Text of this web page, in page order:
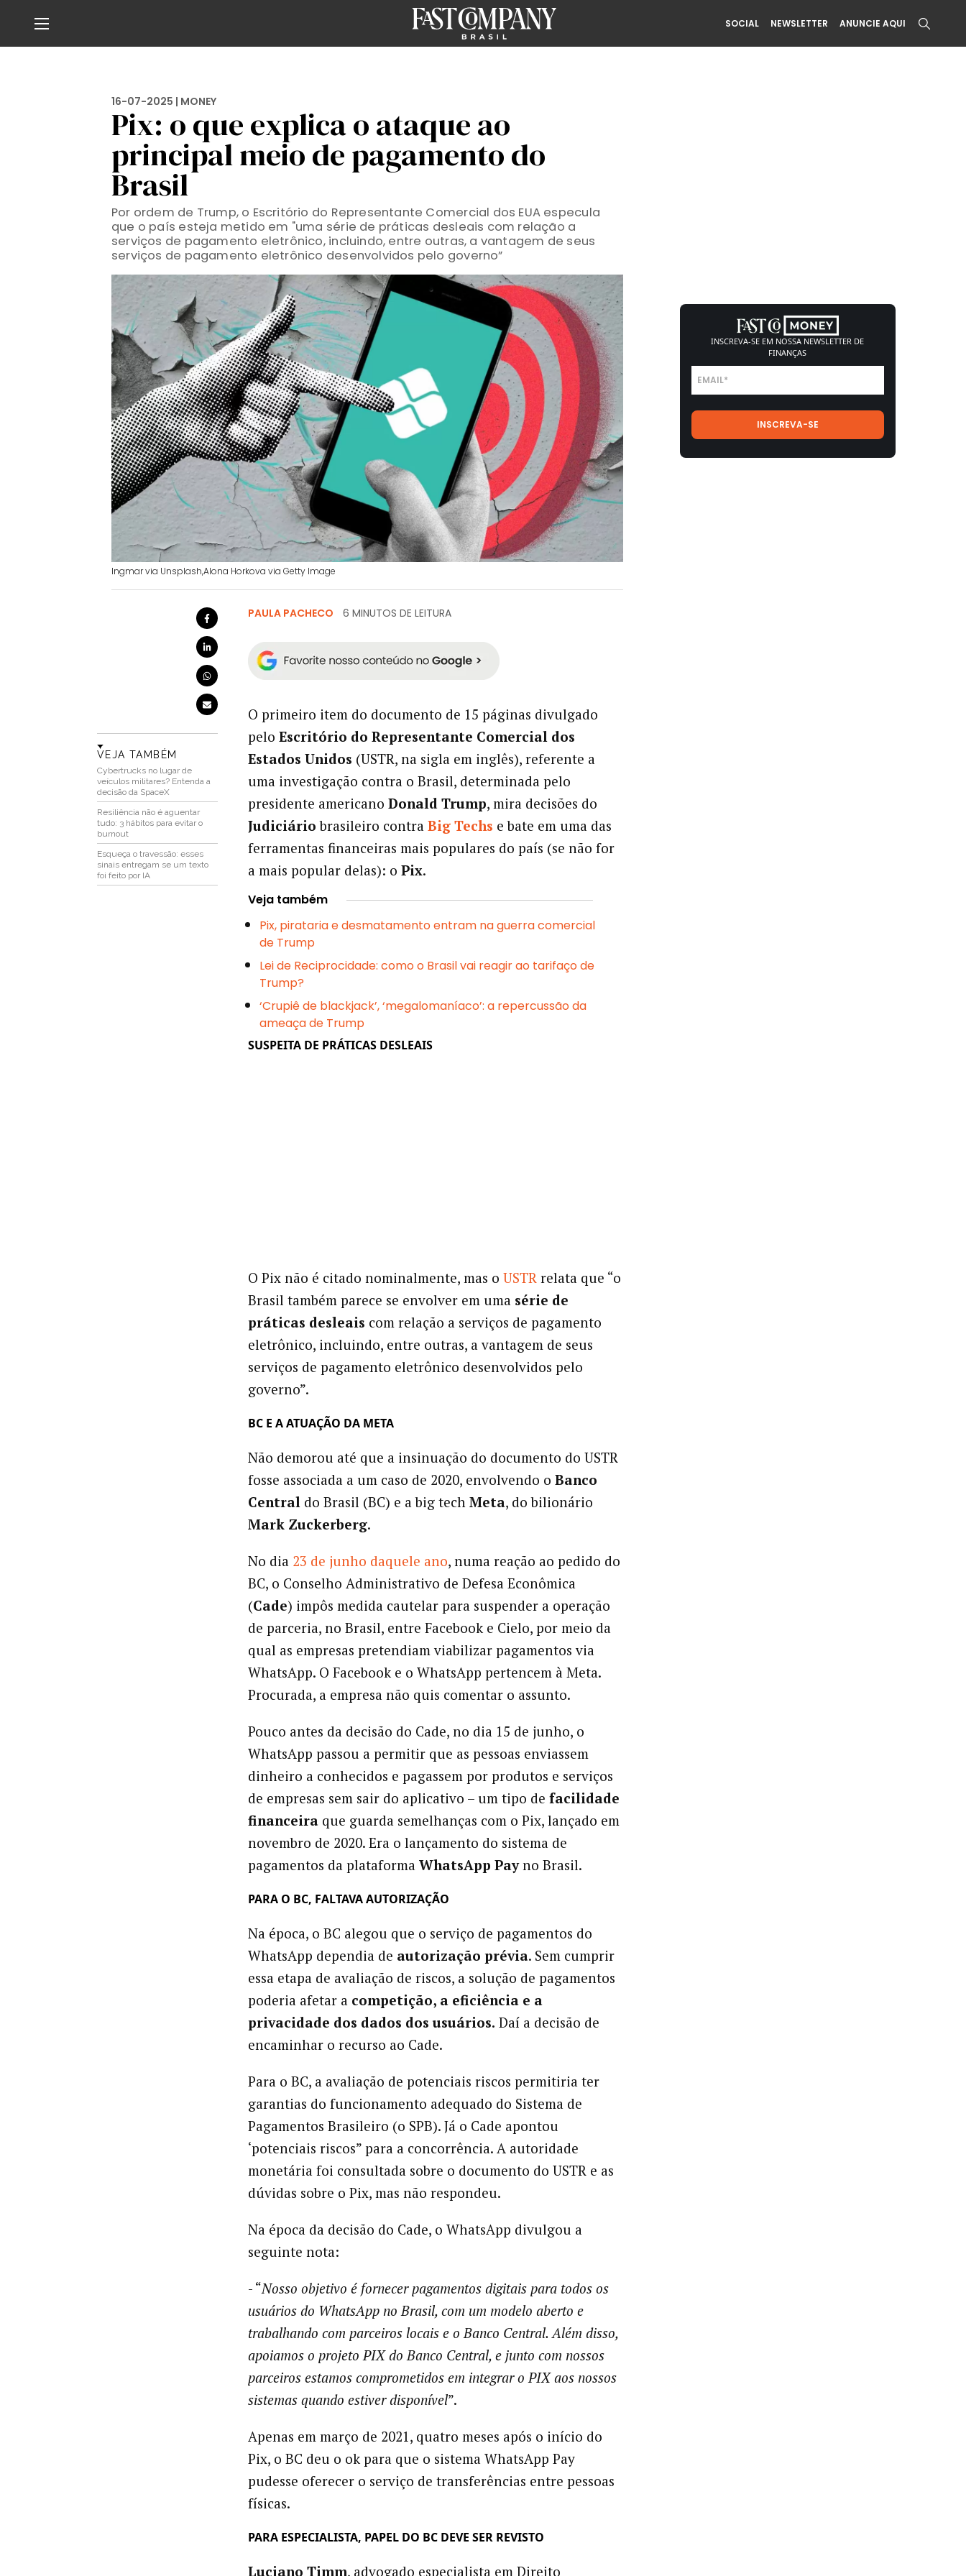
SOCIAL NEWSLETTER ANUNCIE AQUI
16-07-2025 | MONEY
Pix: o que explica o ataque ao
principal meio de pagamento do
Brasil
Por ordem de Trump, o Escritório do Representante Comercial dos EUA especula
que o país esteja metido em "uma série de práticas desleais com relação a
serviços de pagamento eletrônico, incluindo, entre outras, a vantagem de seus
serviços de pagamento eletrônico desenvolvidos pelo governo”
Ingmar via Unsplash,Alona Horkova via Getty Image
VEJA TAMBÉM
Cybertrucks no lugar de
veículos militares? Entenda a
decisão da SpaceX
Resiliência não é aguentar
tudo: 3 hábitos para evitar o
burnout
Esqueça o travessão: esses
sinais entregam se um texto
foi feito por IA
PAULA PACHECO 6 MINUTOS DE LEITURA
O primeiro item do documento de 15 páginas divulgado
pelo Escritório do Representante Comercial dos
Estados Unidos (USTR, na sigla em inglês), referente a
uma investigação contra o Brasil, determinada pelo
presidente americano Donald Trump, mira decisões do
Judiciário brasileiro contra Big Techs e bate em uma das
ferramentas financeiras mais populares do país (se não for
a mais popular delas): o Pix.
Veja também
Pix, pirataria e desmatamento entram na guerra comercial
de Trump
Lei de Reciprocidade: como o Brasil vai reagir ao tarifaço de
Trump?
‘Crupiê de blackjack’, ‘megalomaníaco’: a repercussão da
ameaça de Trump
SUSPEITA DE PRÁTICAS DESLEAIS
O Pix não é citado nominalmente, mas o USTRrelata que “o
Brasil também parece se envolver em uma série de
práticas desleais com relação a serviços de pagamento
eletrônico, incluindo, entre outras, a vantagem de seus
serviços de pagamento eletrônico desenvolvidos pelo
governo”.
BC E A ATUAÇÃO DA META
Não demorou até que a insinuação do documento do USTR
fosse associada a um caso de 2020, envolvendo o Banco
Central do Brasil (BC) e a big techMeta, do bilionário
Mark Zuckerberg.
No dia 23 de junho daquele ano, numa reação ao pedido do
BC, o Conselho Administrativo de Defesa Econômica
(Cade) impôs medida cautelar para suspender a operação
de parceria, no Brasil, entre Facebook e Cielo, por meio da
qual as empresas pretendiam viabilizar pagamentos via
WhatsApp. O Facebook e o WhatsApp pertencem à Meta.
Procurada, a empresa não quis comentar o assunto.
Pouco antes da decisão do Cade, no dia 15 de junho, o
WhatsApp passou a permitir que as pessoas enviassem
dinheiro a conhecidos e pagassem por produtos e serviços
de empresas sem sair do aplicativo – um tipo de facilidade
financeiraque guarda semelhanças com o Pix, lançado em
novembro de 2020. Era o lançamento do sistema de
pagamentos da plataforma WhatsApp Payno Brasil.
PARA O BC, FALTAVA AUTORIZAÇÃO
Na época, o BC alegou que o serviço de pagamentos do
WhatsApp dependia de autorização prévia. Sem cumprir
essa etapa de avaliação de riscos, a solução de pagamentos
poderia afetar a competição, a eficiência e a
privacidade dos dados dos usuários. Daí a decisão de
encaminhar o recurso ao Cade.
Para o BC, a avaliação de potenciais riscos permitiria ter
garantias do funcionamento adequado do Sistema de
Pagamentos Brasileiro (o SPB). Já o Cade apontou
‘potenciais riscos” para a concorrência. A autoridade
monetária foi consultada sobre o documento do USTR e as
dúvidas sobre o Pix, mas não respondeu.
Na época da decisão do Cade, o WhatsApp divulgou a
seguinte nota:
- “Nosso objetivo é fornecer pagamentos digitais para todos os
usuários do WhatsApp no Brasil, com um modelo aberto e
trabalhando com parceiros locais e o Banco Central. Além disso,
apoiamos o projeto PIX do Banco Central, e junto com nossos
parceiros estamos comprometidos em integrar o PIX aos nossos
sistemas quando estiver disponível”.
Apenas em março de 2021, quatro meses após o início do
Pix, o BC deu o ok para que o sistema WhatsApp Pay
pudesse oferecer o serviço de transferências entre pessoas
físicas.
PARA ESPECIALISTA, PAPEL DO BC DEVE SER REVISTO
Luciano Timm, advogado especialista em Direito
INSCREVA-SE EM NOSSA NEWSLETTER DE
FINANÇAS